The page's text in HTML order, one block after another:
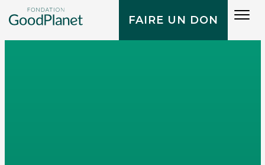
FAIRE UN DON